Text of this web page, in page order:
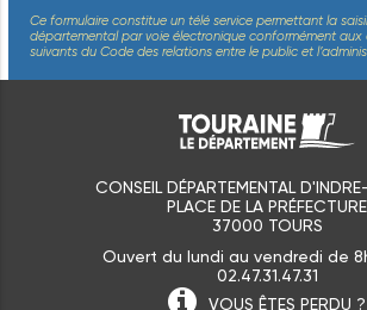
Ce formulaire constitue un télé service permettant la
départemental par voie électronique conformément aux
suivants du Code des relations entre le public et
CONSEIL DÉPARTEMENTAL
PLACE DE LA PRÉFECTURE
37000 TOURS
Ouvert du lundi au vendredi de
02.47.31.47.31
VOUS ÊTES PERDU ?